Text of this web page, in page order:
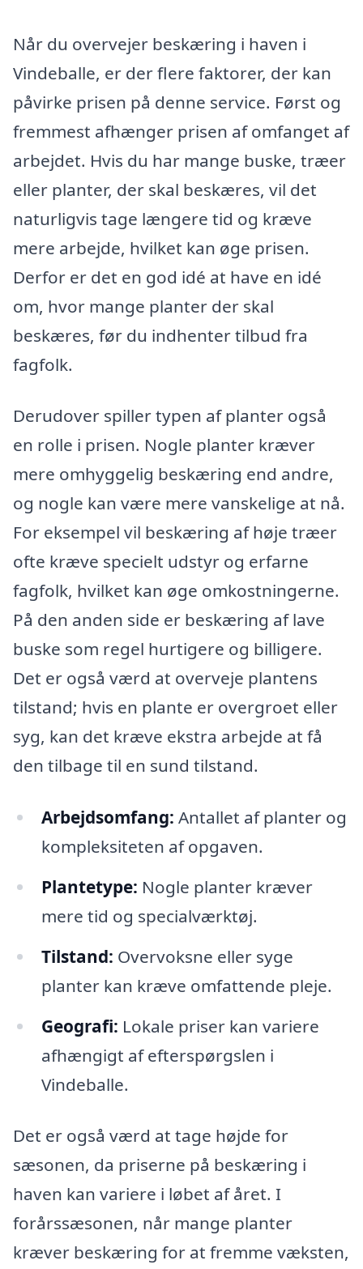
Når du overvejer beskæring i haven i
Vindeballe, er der flere faktorer, der kan
påvirke prisen på denne service. Først og
fremmest afhænger prisen af omfanget af
arbejdet. Hvis du har mange buske, træer
eller planter, der skal beskæres, vil det
naturligvis tage længere tid og kræve
mere arbejde, hvilket kan øge prisen.
Derfor er det en god idé at have en idé
om, hvor mange planter der skal
beskæres, før du indhenter tilbud fra
fagfolk.
Derudover spiller typen af planter også
en rolle i prisen. Nogle planter kræver
mere omhyggelig beskæring end andre,
og nogle kan være mere vanskelige at nå.
For eksempel vil beskæring af høje træer
ofte kræve specielt udstyr og erfarne
fagfolk, hvilket kan øge omkostningerne.
På den anden side er beskæring af lave
buske som regel hurtigere og billigere.
Det er også værd at overveje plantens
tilstand; hvis en plante er overgroet eller
syg, kan det kræve ekstra arbejde at få
den tilbage til en sund tilstand.
Arbejdsomfang: Antallet af planter og
kompleksiteten af opgaven.
Plantetype: Nogle planter kræver
mere tid og specialværktøj.
Tilstand: Overvoksne eller syge
planter kan kræve omfattende pleje.
Geografi: Lokale priser kan variere
afhængigt af efterspørgslen i
Vindeballe.
Det er også værd at tage højde for
sæsonen, da priserne på beskæring i
haven kan variere i løbet af året. I
forårssæsonen, når mange planter
kræver beskæring for at fremme væksten,